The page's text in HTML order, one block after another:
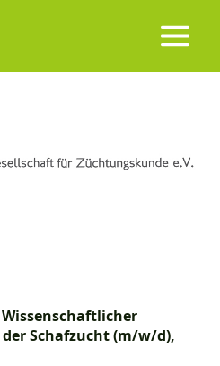
Schafzucht (m/w/d),